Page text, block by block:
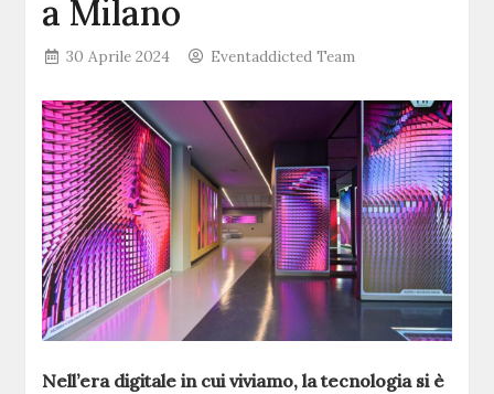
a Milano
30 Aprile 2024 Eventaddicted Team
Nell’era digitale in cui viviamo, la tecnologia si è